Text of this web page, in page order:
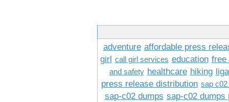
adventure affordable press
girl call girl services education free
and safety healthcare hiking
press release distribution sap
sap-c02 dumps sap-c02 dumps